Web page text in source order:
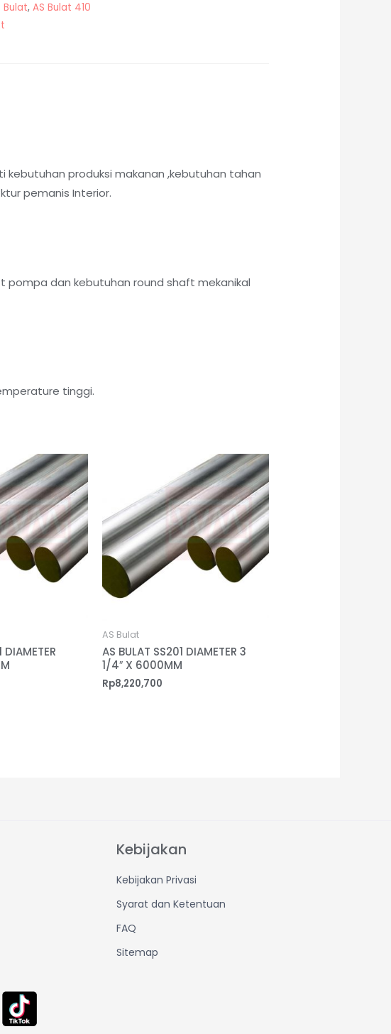
Bulat, AS Bulat 410
produksi makanan ,kebutuhan tahan
pemanis Interior.
pompa dan kebutuhan round shaft mekanikal
tinggi.
DIAMETER
AS Bulat
AS BULAT SS201 DIAMETER 3
1/4″ X 6000MM
Rp8,220,700
Kebijakan
Kebijakan Privasi
Syarat dan Ketentuan
FAQ
Sitemap